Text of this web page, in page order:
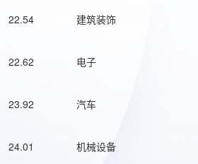
22.54 建筑装饰
22.62 电子
23.92 汽车
24.01 机械设备